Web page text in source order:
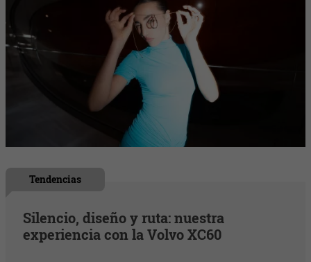
Tendencias
Silencio, diseño y ruta: nuestra
experiencia con la Volvo XC60